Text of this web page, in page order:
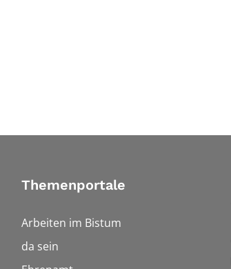
Themenportale
Arbeiten im Bistum
da sein